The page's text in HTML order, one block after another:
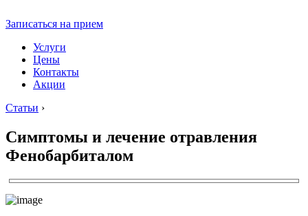
Записаться на прием
Услуги
Цены
Контакты
Акции
Статьи ›
Симптомы и лечение отравления
Фенобарбиталом